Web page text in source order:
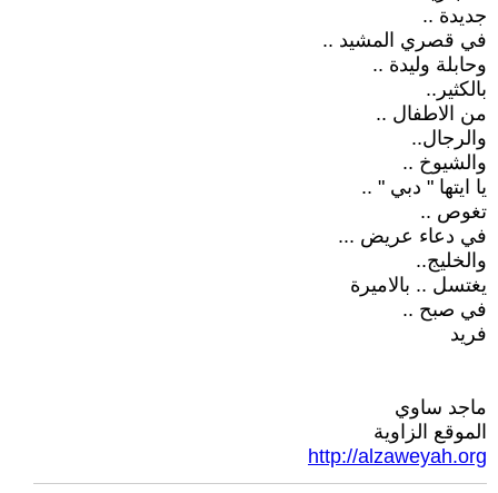
جديدة ..
في قصري المشيد ..
وحابلة وليدة ..
بالكثير..
من الاطفال ..
والرجال..
والشيوخ ..
يا ايتها " دبي " ..
تغوص ..
في دعاء عريض ...
والخليج..
يغتسل .. بالاميرة
في صبح ..
فريد
ماجد ساوي
الموقع الزاوية
http://alzaweyah.org